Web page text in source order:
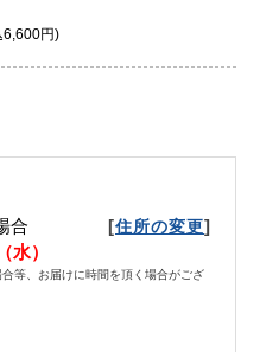
6,600円)
合 [住所の変更]
水）
等、お届けに時間を頂く場合がござ